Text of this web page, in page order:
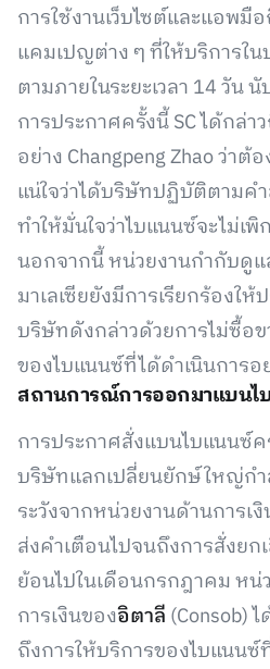
การใช้งานเว็บไซต์และแอพมื
แคมเปญต่าง ๆ ที่ให้บริการใ
ตามภายในระยะเวลา 14 วัน
การประกาศครั้งนี้ SC ได้กล่า
อย่าง Changpeng Zhao ว่า
แน่ใจว่าได้บริษัทปฏิบัติตามค
ทำให้มั่นใจว่าไบแนนซ์จะไม่เพิ
นอกจากนี้ หน่วยงานกำกับดู
มาเลเซียยังมีการเรียกร้องใ
บริษัทดังกล่าวด้วยการไม่ซื้อ
ของไบแนนซ์ที่ได้ดำเนินการ
สถานการณ์การออกมาแบนไ
การประกาศสั่งแบนไบแนนซ์ค
บริษัทแลกเปลี่ยนยักษ์ใหญ่กำ
ระวังจากหน่วยงานด้านการเ
ส่งคำเตือนไปจนถึงการสั่งย
ย้อนไปในเดือนกรกฎาคม ห
การเงินของอิตาลี (Consob)
ถึงการให้บริการของไบแนน